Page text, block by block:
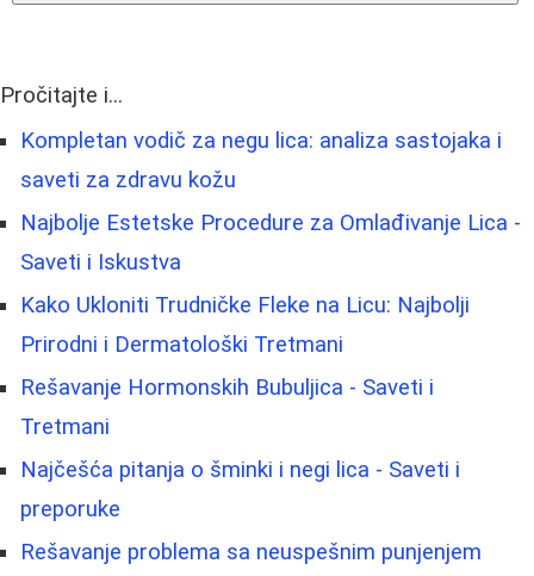
Pročitajte i...
Kompletan vodič za negu lica: analiza sastojaka i
saveti za zdravu kožu
Najbolje Estetske Procedure za Omlađivanje Lica -
Saveti i Iskustva
Kako Ukloniti Trudničke Fleke na Licu: Najbolji
Prirodni i Dermatološki Tretmani
Rešavanje Hormonskih Bubuljica - Saveti i
Tretmani
Najčešća pitanja o šminki i negi lica - Saveti i
preporuke
Rešavanje problema sa neuspešnim punjenjem